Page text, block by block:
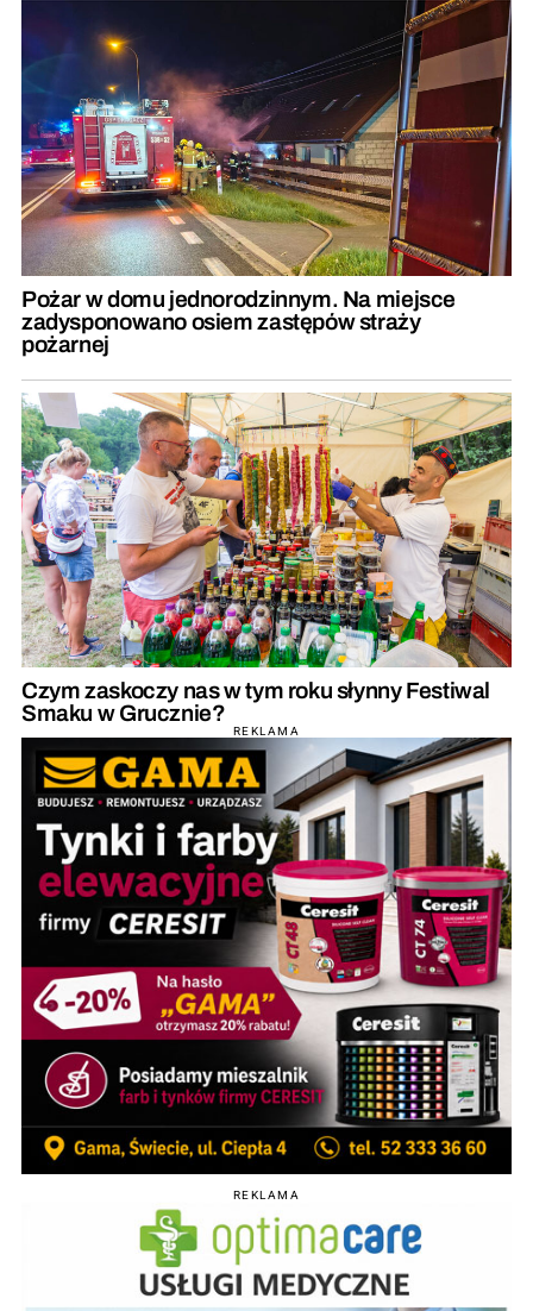
Pożar w domu jednorodzinnym. Na miejsce
zadysponowano osiem zastępów straży
pożarnej
Czym zaskoczy nas w tym roku słynny Festiwal
Smaku w Grucznie?
REKLAMA
REKLAMA